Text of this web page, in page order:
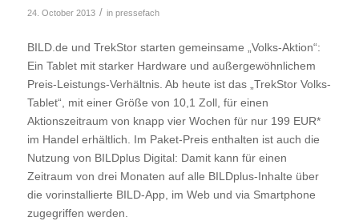
24. October 2013 / in pressefach
BILD.de und TrekStor starten gemeinsame „Volks-Aktion“:
Ein Tablet mit starker Hardware und außergewöhnlichem
Preis-Leistungs-Verhältnis. Ab heute ist das „TrekStor Volks-
Tablet“, mit einer Größe von 10,1 Zoll, für einen
Aktionszeitraum von knapp vier Wochen für nur 199 EUR*
im Handel erhältlich. Im Paket-Preis enthalten ist auch die
Nutzung von BILDplus Digital: Damit kann für einen
Zeitraum von drei Monaten auf alle BILDplus-Inhalte über
die vorinstallierte BILD-App, im Web und via Smartphone
zugegriffen werden.